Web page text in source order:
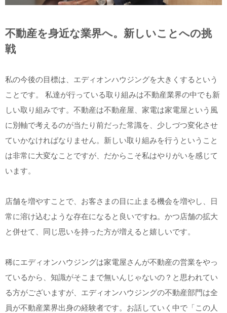
不動産を身近な業界へ。新しいことへの挑
戦
私の今後の目標は、エディオンハウジングを大きくするという
ことです。 私達が行っている取り組みは不動産業界の中でも新
しい取り組みです。不動産は不動産屋、家電は家電屋という風
に別軸で考えるのが当たり前だった常識を、少しづつ変化させ
ていかなければなりません。新しい取り組みを行うということ
は非常に大変なことですが、だからこそ私はやりがいを感じて
います。
店舗を増やすことで、お客さまの目に止まる機会を増やし、日
常に溶け込むような存在になると良いですね。かつ店舗の拡大
と併せて、同じ思いを持った方が増えると嬉しいです。
稀にエディオンハウジングは家電屋さんが不動産の営業をやっ
ているから、知識がそこまで無いんじゃないの？と思われてい
る方がございますが、エディオンハウジングの不動産部門は全
員が不動産業界出身の経験者です。お話していく中で「この人